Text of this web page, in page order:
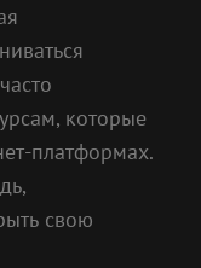
которые
платформах.
свою